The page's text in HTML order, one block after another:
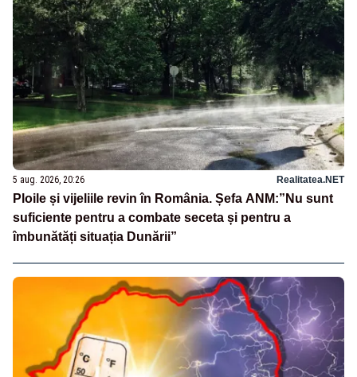
5 aug. 2026, 20:26 Realitatea.NET
Ploile și vijeliile revin în România. Șefa ANM:”Nu sunt
suficiente pentru a combate seceta și pentru a
îmbunătăți situația Dunării”